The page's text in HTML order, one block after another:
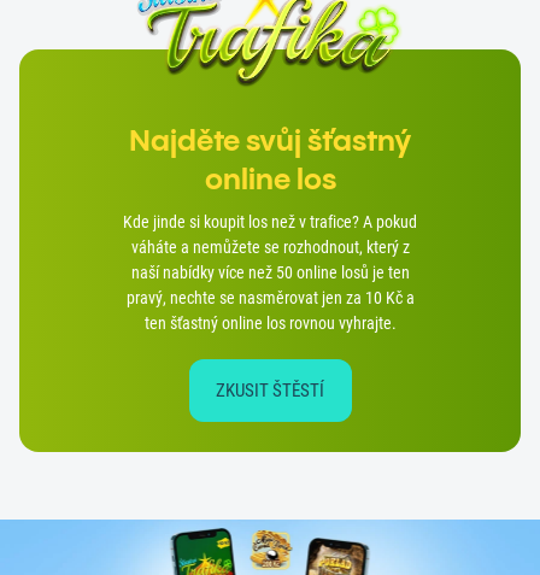
Najděte svůj šťastný
online los
Kde jinde si koupit los než v trafice? A pokud
váháte a nemůžete se rozhodnout, který z
naší nabídky více než 50 online losů je ten
pravý, nechte se nasměrovat jen za 10 Kč a
ten šťastný online los rovnou vyhrajte.
ZKUSIT ŠTĚSTÍ